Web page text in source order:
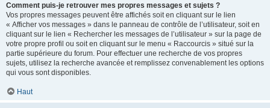
Comment puis-je retrouver mes propres messages et sujets ?
Vos propres messages peuvent être affichés soit en cliquant sur le lien
« Afficher vos messages » dans le panneau de contrôle de l’utilisateur, soit en
cliquant sur le lien « Rechercher les messages de l’utilisateur » sur la page de
votre propre profil ou soit en cliquant sur le menu « Raccourcis » situé sur la
partie supérieure du forum. Pour effectuer une recherche de vos propres
sujets, utilisez la recherche avancée et remplissez convenablement les options
qui vous sont disponibles.
Haut